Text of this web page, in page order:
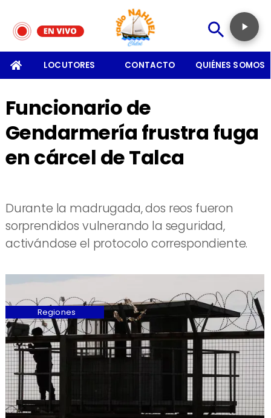
LOCUTORES CONTACTO QUIÉNES SOMOS
Funcionario de
Gendarmería frustra fuga
en cárcel de Talca
Durante la madrugada, dos reos fueron
sorprendidos vulnerando la seguridad,
activándose el protocolo correspondiente.
Regiones